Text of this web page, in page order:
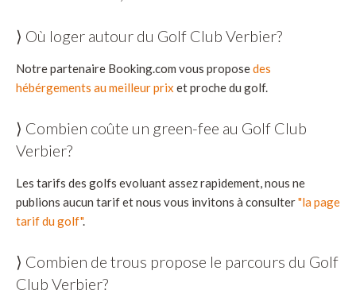
⟩ Où loger autour du Golf Club Verbier?
Notre partenaire Booking.com vous proposedes
hébérgements au meilleur prix et proche du golf.
⟩ Combien coûte un green-fee au Golf Club
Verbier?
Les tarifs des golfs evoluant assez rapidement, nous ne
publions aucun tarif et nous vous invitons à consulter"la page
tarif du golf".
⟩ Combien de trous propose le parcours du Golf
Club Verbier?